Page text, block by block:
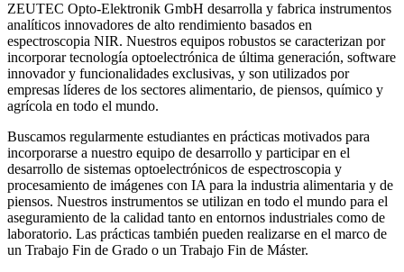
ZEUTEC Opto-Elektronik GmbH desarrolla y fabrica instrumentos
analíticos innovadores de alto rendimiento basados en
espectroscopia NIR. Nuestros equipos robustos se caracterizan por
incorporar tecnología optoelectrónica de última generación, software
innovador y funcionalidades exclusivas, y son utilizados por
empresas líderes de los sectores alimentario, de piensos, químico y
agrícola en todo el mundo.
Buscamos regularmente estudiantes en prácticas motivados para
incorporarse a nuestro equipo de desarrollo y participar en el
desarrollo de sistemas optoelectrónicos de espectroscopia y
procesamiento de imágenes con IA para la industria alimentaria y de
piensos. Nuestros instrumentos se utilizan en todo el mundo para el
aseguramiento de la calidad tanto en entornos industriales como de
laboratorio. Las prácticas también pueden realizarse en el marco de
un Trabajo Fin de Grado o un Trabajo Fin de Máster.